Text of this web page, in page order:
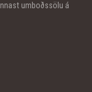
umboðssölu á